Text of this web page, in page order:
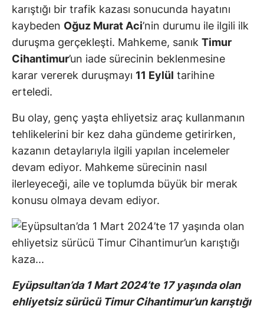
karıştığı bir trafik kazası sonucunda hayatını
kaybeden Oğuz Murat Aci’nin durumu ile ilgili ilk
duruşma gerçekleşti. Mahkeme, sanık Timur
Cihantimur’un iade sürecinin beklenmesine
karar vererek duruşmayı 11 Eylül tarihine
erteledi.
Bu olay, genç yaşta ehliyetsiz araç kullanmanın
tehlikelerini bir kez daha gündeme getirirken,
kazanın detaylarıyla ilgili yapılan incelemeler
devam ediyor. Mahkeme sürecinin nasıl
ilerleyeceği, aile ve toplumda büyük bir merak
konusu olmaya devam ediyor.
Eyüpsultan’da 1 Mart 2024’te 17 yaşında olan
ehliyetsiz sürücü Timur Cihantimur’un karıştığı